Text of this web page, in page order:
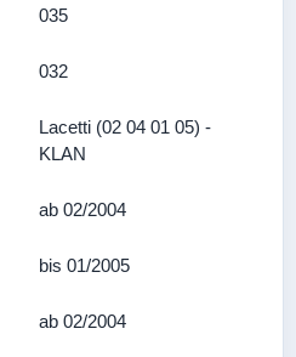
035
032
Lacetti (02 04 01 05) -
KLAN
ab 02/2004
bis 01/2005
ab 02/2004